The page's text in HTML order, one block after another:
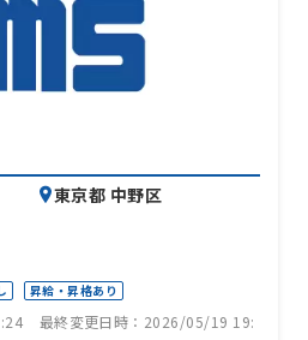
東京都 中野区
昇給・昇格あり
最終変更日時：2026/05/19 19: